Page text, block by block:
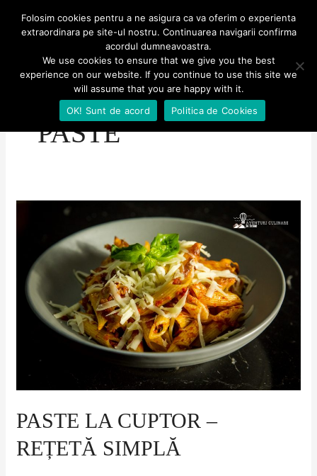
Aventuri culinare
MENU
MENU
PASTE
PASTE LA CUPTOR –
REȚETĂ SIMPLĂ
cuptor
rețetă
simplă
Folosim cookies pentru a ne asigura ca va oferim o experienta
extraordinara pe site-ul nostru. Continuarea navigarii confirma
acordul dumneavoastra.
We use cookies to ensure that we give you the best
experience on our website. If you continue to use this site we
will assume that you are happy with it.
OK! Sunt de acord
Politica de Cookies